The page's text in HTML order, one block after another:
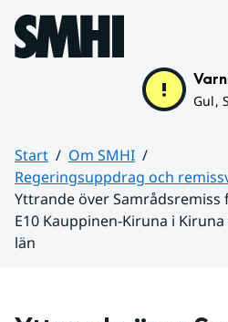
Hoppa till sidans innehåll
Gul,
Start
Om SMHI
Regeringsuppdrag och
Yttrande över Samrådsremiss
E10 Kauppinen-Kiruna i
län